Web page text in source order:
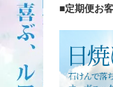
■定期便お